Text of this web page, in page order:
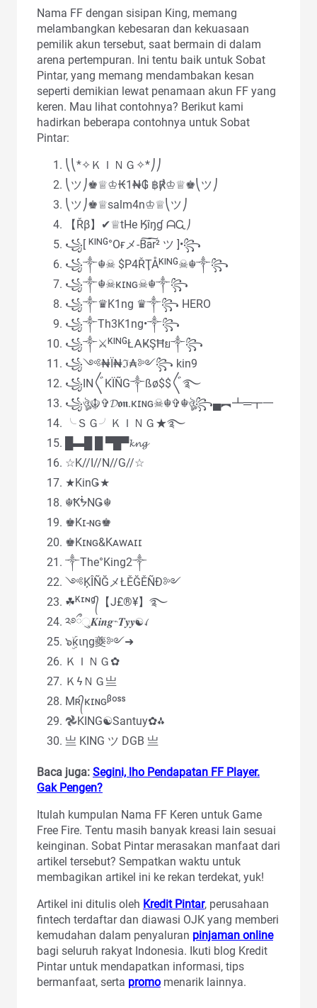
Nama FF dengan sisipan King, memang
melambangkan kebesaran dan kekuasaan
pemilik akun tersebut, saat bermain di dalam
arena pertempuran. Ini tentu baik untuk Sobat
Pintar, yang memang mendambakan kesan
seperti demikian lewat penamaan akun FF yang
keren. Mau lihat contohnya? Berikut kami
hadirkan beberapa contohnya untuk Sobat
Pintar:
⎝⎝*✧ＫＩＮＧ✧*⎠⎠
⎝ツ⎠♚♕♔₭1₦₲ ฿℟♔♕♚⎝ツ⎠
⎝ツ⎠♚♕salm4n♔♕⎝ツ⎠
【Řβ】✔♕tHe Ӄîŋɠ ᗩᏩ⎠
꧁[ ᴷᴵᴺᴳ°Oғメ-B͠a͠r² ツ ]•꧂
꧁༒☬☠ $P4ŘŢÅᴷᴵᴺᴳ☠︎☬༒꧂
꧁༒☬☠κɪɴɢ☠︎☬༒꧂
꧁༒♛K1ng ♛༒꧂ HERO
꧁༒Th3K1ng•༒꧂
꧁༒⚔ᴷᴵᴺᴳŁ𐌀ҜŞĦย༒꧂
꧁༺₦Ї₦ℑ₳༻꧂ kin9
꧁IN〲KÏÑG༒ßø$$〲࿐
꧁ঔৣ☬✞𝓓𝖔𝖓.κɪɴɢ☠︎☬✞☬ঔৣ꧂▄︻┻═┳一
╰ＳＧ╯ＫＩＮＧ★࿐
█▬█ █ ▀█▀𝓴𝓷𝓰
☆K//I//N//G//☆
★KinǤ★
☬ҞᖭNǤ☬
♚Kɪ-ɴɢ♚
♚Kɪɴɢ&Kᴀᴡᴀɪɪ
༒The°King2༒
༺ĶÎÑĞメŁĚĞĚÑĐ༻
☘ᴷᶦᶰᵍ᭄【J£®¥】࿐
༢࿔ྀુ𝑲𝒊𝒏𝒈⌁𝑻𝒚𝒚☯︎ꪹ
๖ۣۜкιηg夔༻➜
ＫＩＮＧ✿
ＫϟＮＧ亗
Mʀ᭄κɪɴɢᵝᵒˢˢ
𖣘KING☯︎Santuy✿⁂
亗 KING ツ DGB 亗
Baca juga: Segini, lho Pendapatan FF Player.
Gak Pengen?
Itulah kumpulan Nama FF Keren untuk Game
Free Fire. Tentu masih banyak kreasi lain sesuai
keinginan. Sobat Pintar merasakan manfaat dari
artikel tersebut? Sempatkan waktu untuk
membagikan artikel ini ke rekan terdekat, yuk!
Artikel ini ditulis oleh Kredit Pintar, perusahaan
fintech terdaftar dan diawasi OJK yang memberi
kemudahan dalam penyaluran pinjaman online
bagi seluruh rakyat Indonesia. Ikuti blog Kredit
Pintar untuk mendapatkan informasi, tips
bermanfaat, serta promo menarik lainnya.